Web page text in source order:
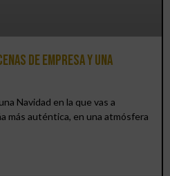
de empresa y una
Navidad en la que vas a
más auténtica, en una atmósfera